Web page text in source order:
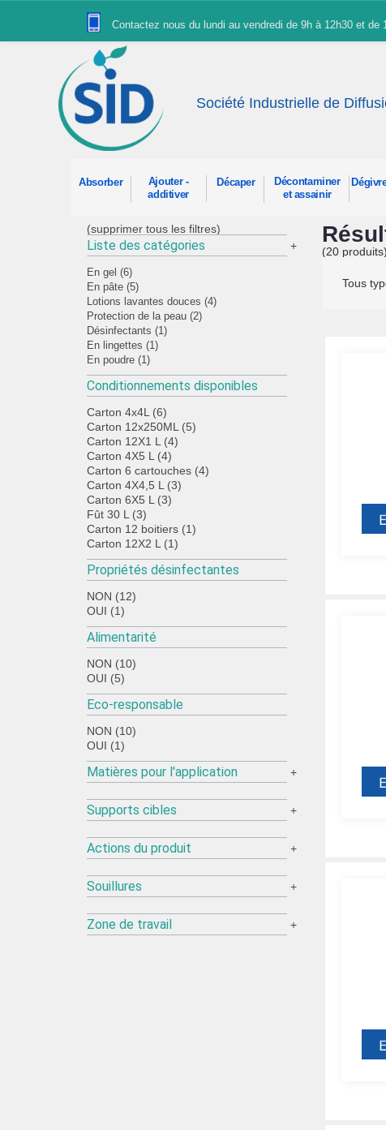
Contactez nous du lundi au vendredi de 9h à 12h30 et de
Société Industrielle de
Absorber
Ajouter -
additiver
Décaper
Décontaminer
et assainir
(supprimer tous les filtres)
Liste des catégories +
En gel (6)
En pâte (5)
Lotions lavantes douces (4)
Protection de la peau (2)
Désinfectants (1)
En lingettes (1)
En poudre (1)
Conditionnements disponibles
Carton 4x4L (6)
Carton 12x250ML (5)
Carton 12X1 L (4)
Carton 4X5 L (4)
Carton 6 cartouches (4)
Carton 4X4,5 L (3)
Carton 6X5 L (3)
Fût 30 L (3)
Carton 12 boitiers (1)
Carton 12X2 L (1)
Propriétés désinfectantes
NON (12)
OUI (1)
Alimentarité
NON (10)
OUI (5)
Eco-responsable
NON (10)
OUI (1)
Matières pour l'application +
Supports cibles +
Actions du produit +
Souillures +
Zone de travail +
(20 produits)
Tous